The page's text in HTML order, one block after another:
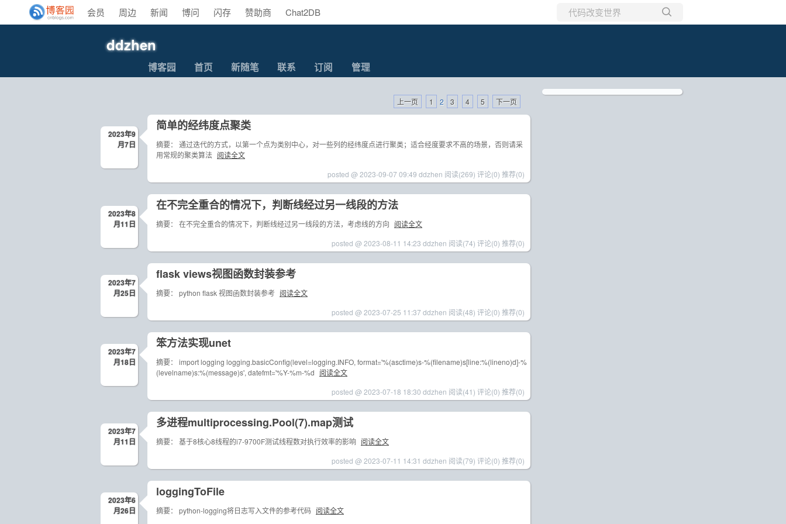
会员 周边 新闻 博问 闪存 赞助商 Chat2DB
ddzhen
博客园 首页 新随笔 联系 订阅 管理
上一页 1 2 3 4 5 下一页
2023年9
月7日
简单的经纬度点聚类
摘要： 通过迭代的方式，以第一个点为类别中心，对一些列的经纬度点进行聚类；适合经度要求不高的场景，否则请采
用常规的聚类算法 阅读全文
posted @ 2023-09-07 09:49 ddzhen 阅读(269) 评论(0) 推荐(0)
2023年8
月11日
在不完全重合的情况下，判断线经过另一线段的方法
摘要： 在不完全重合的情况下，判断线经过另一线段的方法，考虑线的方向 阅读全文
posted @ 2023-08-11 14:23 ddzhen 阅读(74) 评论(0) 推荐(0)
2023年7
月25日
flask views视图函数封装参考
摘要： python flask 视图函数封装参考 阅读全文
posted @ 2023-07-25 11:37 ddzhen 阅读(48) 评论(0) 推荐(0)
2023年7
月18日
笨方法实现unet
摘要： import logging logging.basicConfig(level=logging.INFO, format='%(asctime)s-%(filename)s[line:%(lineno)d]-%
(levelname)s:%(message)s', datefmt='%Y-%m-%d 阅读全文
posted @ 2023-07-18 18:30 ddzhen 阅读(41) 评论(0) 推荐(0)
2023年7
月11日
多进程multiprocessing.Pool(7).map测试
摘要： 基于8核心8线程的i7-9700F测试线程数对执行效率的影响 阅读全文
posted @ 2023-07-11 14:31 ddzhen 阅读(79) 评论(0) 推荐(0)
2023年6
月26日
loggingToFile
摘要： python-logging将日志写入文件的参考代码 阅读全文